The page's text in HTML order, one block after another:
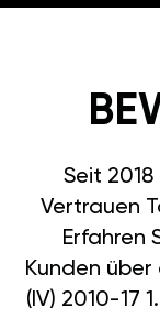
Seit
Vertrauen
Erfahren
Kunden
(IV) 2010-17